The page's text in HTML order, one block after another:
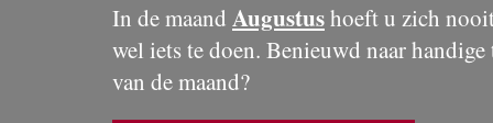
In de maand Augustushoeft u zich
wel iets te doen. Benieuwd naar
van de maand?